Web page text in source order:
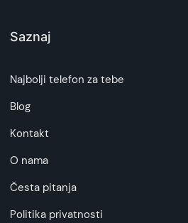
Saznaj
Najbolji telefon za tebe
Blog
Kontakt
O nama
Česta pitanja
Politika privatnosti